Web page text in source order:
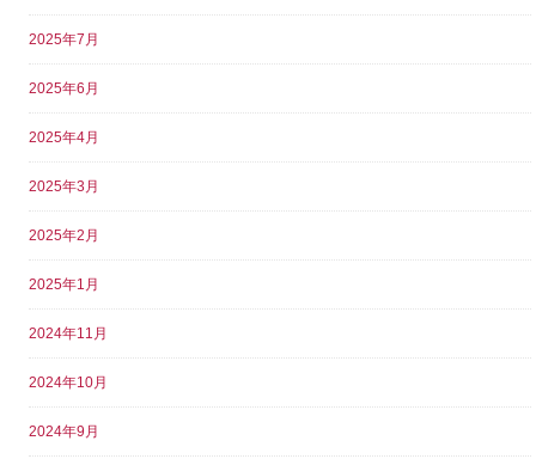
2025年7月
2025年6月
2025年4月
2025年3月
2025年2月
2025年1月
2024年11月
2024年10月
2024年9月